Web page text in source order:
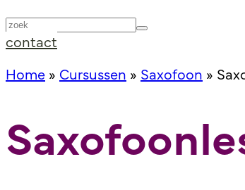
contact
Home » Cursussen » Saxofoon »